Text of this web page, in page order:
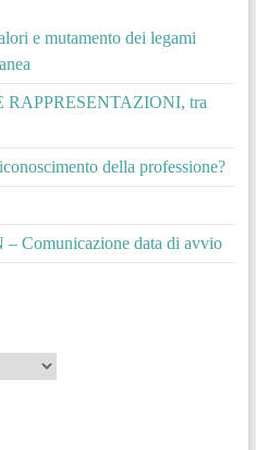
e mutamento dei legami
tra
della professione?
Comunicazione data di avvio